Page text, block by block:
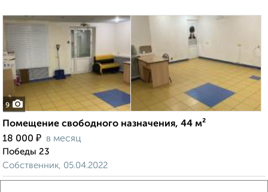
9
Помещение свободного назначения, 44 м²
18 000 ₽ в месяц
Победы 23
Собственник, 05.04.2022